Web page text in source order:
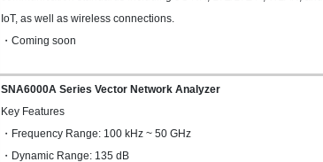
IoT, as well as wireless connections.
・Coming soon
SNA6000A Series Vector Network Analyzer
Key Features
・Frequency Range: 100 kHz ~ 50 GHz
・Dynamic Range: 135 dB